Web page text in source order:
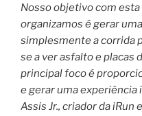
Nosso objetivo com
organizamos é gerar
simplesmente a corrida
se a ver asfalto e placas
principal foco é
e gerar uma experiência
Assis Jr., criador da iRun